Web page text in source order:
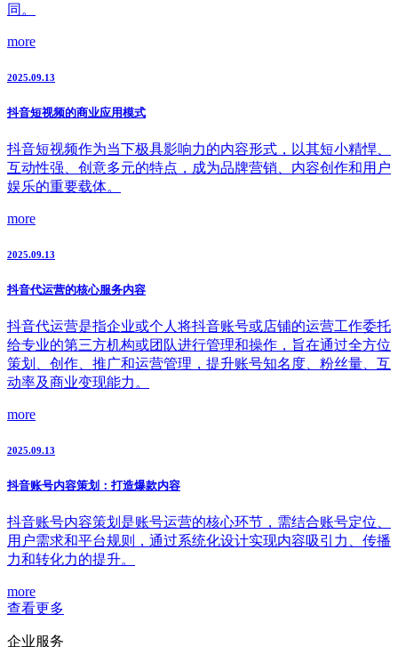
同。
more
2025.09.13
抖音短视频的商业应用模式
抖音短视频作为当下极具影响力的内容形式，以其短小精悍、
互动性强、创意多元的特点，成为品牌营销、内容创作和用户
娱乐的重要载体。
more
2025.09.13
抖音代运营的核心服务内容
抖音代运营是指企业或个人将抖音账号或店铺的运营工作委托
给专业的第三方机构或团队进行管理和操作，旨在通过全方位
策划、创作、推广和运营管理，提升账号知名度、粉丝量、互
动率及商业变现能力。
more
2025.09.13
抖音账号内容策划：打造爆款内容
抖音账号内容策划是账号运营的核心环节，需结合账号定位、
用户需求和平台规则，通过系统化设计实现内容吸引力、传播
力和转化力的提升。
more
查看更多
企业服务